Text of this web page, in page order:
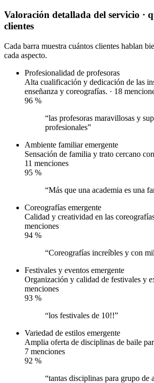
Valoración detallada del servicio ·
clientes
Cada barra muestra cuántos clientes hablan
cada aspecto.
Profesionalidad de profesoras
Alta cualificación y dedicación de las
enseñanza y coreografías. · 18
96 %
“las profesoras maravillosas y
profesionales”
Ambiente familiar emergente
Sensación de familia y trato cercano
11 menciones
95 %
“Más que una academia es una
Coreografías emergente
Calidad y creatividad en las
menciones
94 %
“Coreografías increíbles y con
Festivales y eventos emergente
Organización y calidad de festivales y
menciones
93 %
“los festivales de 10!!”
Variedad de estilos emergente
Amplia oferta de disciplinas de baile
7 menciones
92 %
“tantas disciplinas para grupo de